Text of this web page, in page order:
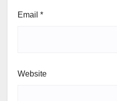
Email *
Website